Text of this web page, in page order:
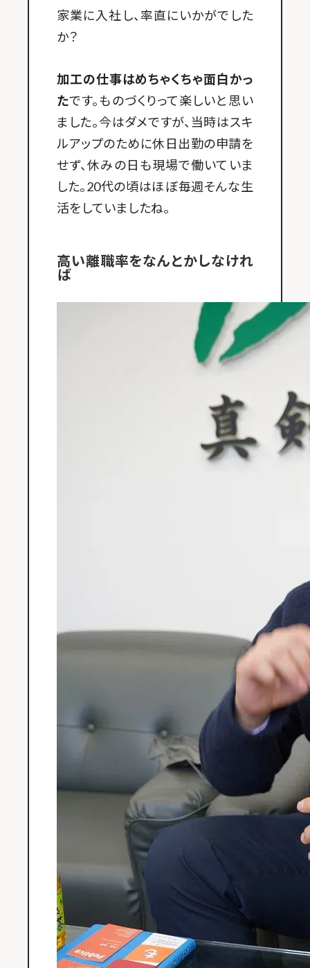
家業に入社し、率直にいかがでした
か？
加工の仕事はめちゃくちゃ面白かっ
たです。ものづくりって楽しいと思い
ました。今はダメですが、当時はスキ
ルアップのために休日出勤の申請を
せず、休みの日も現場で働いていま
した。20代の頃はほぼ毎週そんな生
活をしていましたね。
高い離職率をなんとかしなけれ
ば